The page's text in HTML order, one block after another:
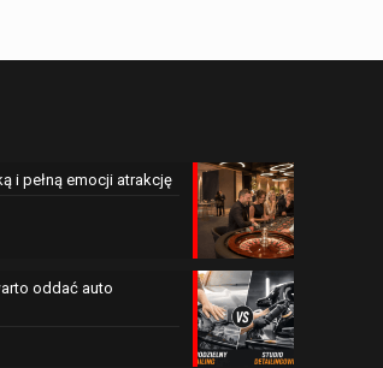
i pełną emocji atrakcję
oddać auto